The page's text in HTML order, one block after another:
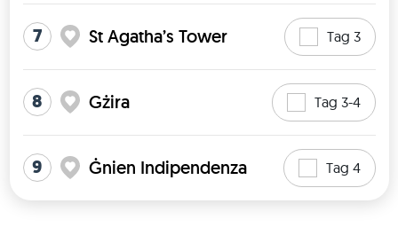
7 St Agatha’s Tower Tag 3
8 Gżira Tag 3-4
9 Ġnien Indipendenza Tag 4